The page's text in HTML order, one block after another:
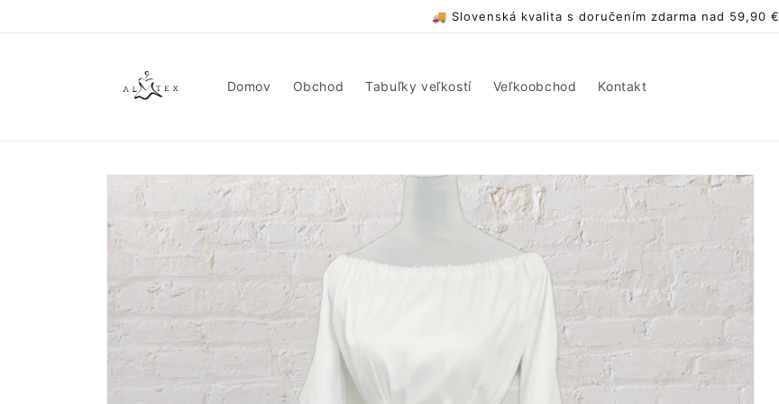
🚚 Slovenská kvalita s doručením zdarma nad 59,90 €
Domov Obchod Tabuľky veľkostí Veľkoobchod Kontakt
informácie
produkte